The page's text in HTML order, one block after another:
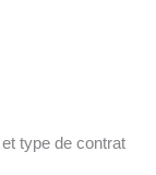
type de contrat